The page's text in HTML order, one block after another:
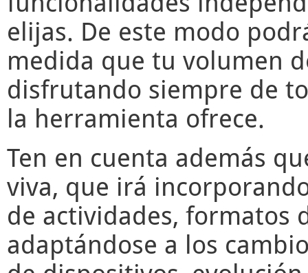
elijas. De este modo
medida que tu volumen
disfrutando siempre de
la herramienta ofrece.
Ten en cuenta además
viva, que irá
de actividades, formatos
adaptándose a los